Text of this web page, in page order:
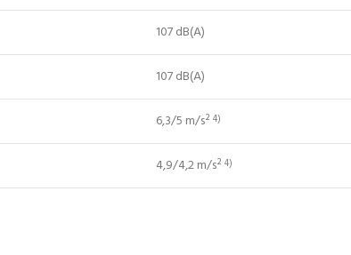
107 dB(A)
107 dB(A)
6,3/5 m/s² 4)
4,9/4,2 m/s² 4)